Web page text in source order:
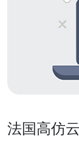
法国高仿